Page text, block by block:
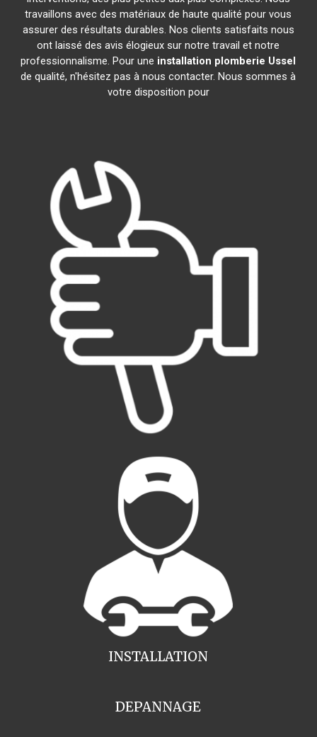
travaillons avec des matériaux de haute qualité pour vous
assurer des résultats durables. Nos clients satisfaits nous
ont laissé des avis élogieux sur notre travail et notre
professionnalisme. Pour une installation plomberie Ussel
de qualité, n'hésitez pas à nous contacter. Nous sommes à
votre disposition pour
INSTALLATION
DEPANNAGE